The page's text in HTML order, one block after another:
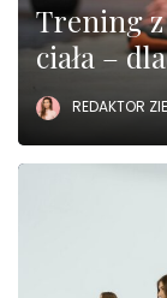
Trening z
ciała –
REDAKTOR